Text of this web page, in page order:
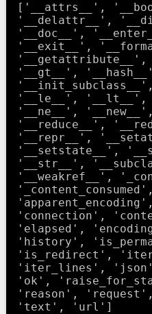
['__attrs__',
'__delattr__',
'__doc__',
'__exit__',
'__getattribute__',
'__gt__',
'__le__', '__lt__',
'__ne__',
'__reduce__',
'__repr__',
'__setstate__',
'__str__',
'__weakref__',
'connection',
'elapsed',
'history',
'is_redirect',
'iter_lines',
'ok',
'reason',
'text', 'url']